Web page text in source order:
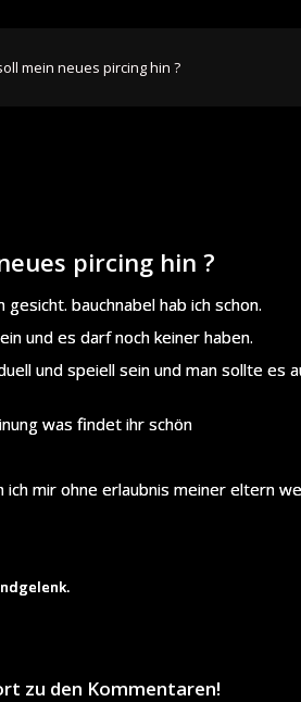
mein neues pircing hin ?
pircing hin ?
gesicht. bauchnabel hab ich schon.
und es darf noch keiner haben.
und speiell sein und man sollte es
was findet ihr schön
ich mir ohne erlaubnis meiner eltern
zu den Kommentaren!